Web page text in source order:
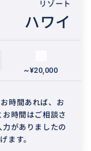
リゾート
ハワイ
~¥20,000
時間あれば、お
時間はご相談さ
がありましたの
ます。